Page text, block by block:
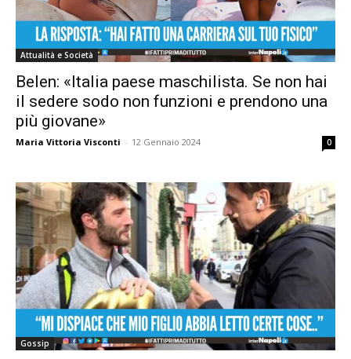
Attualità e Società
Belen: «Italia paese maschilista. Se non hai
il sedere sodo non funzioni e prendono una
più giovane»
Maria Vittoria Visconti - 12 Gennaio 2024 0
Gossip